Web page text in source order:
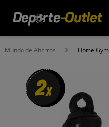
Mundo de Ahorros Home Gym
2x